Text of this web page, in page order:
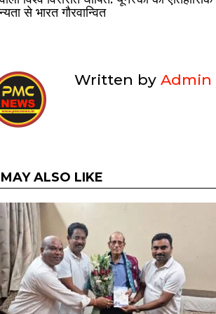
से भारत गौरवान्वित
Written by Admin
ALSO LIKE